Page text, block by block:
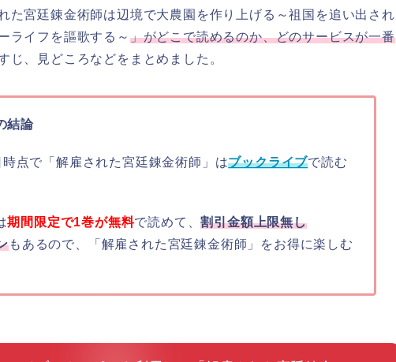
た宮廷錬金術師は辺境で大農園を作り上げる～祖国を追い出され
ライフを謳歌する～ 」がどこで読めるのか、どのサービスが一番
じ、見どころなどをまとめました。
結論
点で「解雇された宮廷錬金術師」はブックライブで読む
期間限定で1巻が無料で読めて、割引金額上限無し
もあるので、「解雇された宮廷錬金術師」をお得に楽しむ